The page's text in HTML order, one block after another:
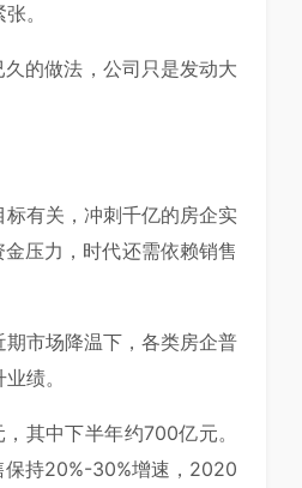
。
的做法，公司只是发动大
有关，冲刺千亿的房企实
压力，时代还需依赖销售
市场降温下，各类房企普
绩。
其中下半年约700亿元。
保持20%-30%增速，2020